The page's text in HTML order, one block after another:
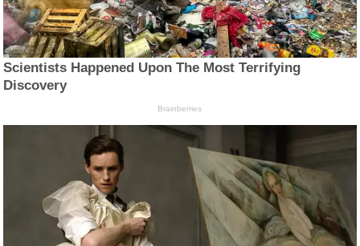
Scientists Happened Upon The Most Terrifying
Discovery
Brainberries